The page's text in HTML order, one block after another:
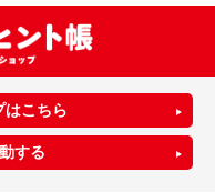
はこちら
する